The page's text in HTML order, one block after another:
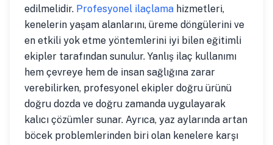
edilmelidir. Profesyonel ilaçlama hizmetleri,
kenelerin yaşam alanlarını, üreme döngülerini ve
en etkili yok etme yöntemlerini iyi bilen eğitimli
ekipler tarafından sunulur. Yanlış ilaç kullanımı
hem çevreye hem de insan sağlığına zarar
verebilirken, profesyonel ekipler doğru ürünü
doğru dozda ve doğru zamanda uygulayarak
kalıcı çözümler sunar. Ayrıca, yaz aylarında artan
böcek problemlerinden biri olan kenelere karşı